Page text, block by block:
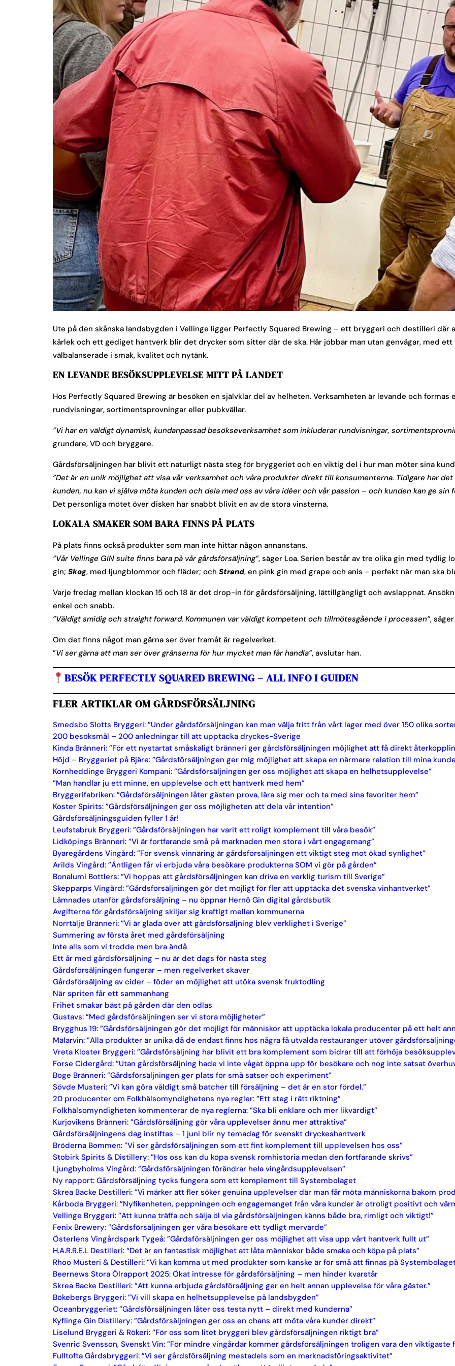
Ute på den skånska landsbygden i Vellinge ligger Perfectly Squared Brewing – ett bryggeri och destilleri där
kärlek och ett gediget hantverk blir det drycker som sitter där de ska. Här jobbar man utan genvägar, med
välbalanserade i smak, kvalitet och nytänk.
EN LEVANDE BESÖKSUPPLEVELSE MITT PÅ LANDET
Hos Perfectly Squared Brewing är besöken en självklar del av helheten. Verksamheten är levande och
rundvisningar, sortimentsprovningar eller pubkvällar.
”Vi har en väldigt dynamisk, kundanpassad besökseverksamhet som inkluderar rundvisningar,
grundare, VD och bryggare.
Gårdsförsäljningen har blivit ett naturligt nästa steg för bryggeriet och en viktig del i hur man möter sina
”Det är en unik möjlighet att visa vår verksamhet och våra produkter direkt till konsumenterna. Tidigare har
kunden, nu kan vi själva möta kunden och dela med oss av våra idéer och vår passion – och kunden kan ge sin
Det personliga mötet över disken har snabbt blivit en av de stora vinsterna.
LOKALA SMAKER SOM BARA FINNS PÅ PLATS
På plats finns också produkter som man inte hittar någon annanstans.
”Vår Vellinge GIN suite finns bara på vår gårdsförsäljning”, säger Loa. Serien består av tre olika gin med tydlig
gin; Skog, med ljungblommor och fläder; och Strand, en pink gin med grape och anis – perfekt när man ska
Varje fredag mellan klockan 15 och 18 är det drop-in för gårdsförsäljning, lättillgängligt och avslappnat.
enkel och snabb.
”Väldigt smidig och straight forward. Kommunen var väldigt kompetent och tillmötesgående i processen”,
Om det finns något man gärna ser över framåt är regelverket.
”Vi ser gärna att man ser över gränserna för hur mycket man får handla”, avslutar han.
BESÖK PERFECTLY SQUARED BREWING – ALL INFO I GUIDEN
FLER ARTIKLAR OM GÅRDSFÖRSÄLJNING
Smedsbo Slotts Bryggeri: ”Under gårdsförsäljningen kan man välja fritt från vårt lager med över 150 olika
200 besöksmål – 200 anledningar till att upptäcka dryckes-Sverige
Kinda Bränneri: ”För ett nystartat småskaligt bränneri ger gårdsförsäljningen möjlighet att få direkt
Höjd – Bryggeriet på Bjäre: ”Gårdsförsäljningen ger mig möjlighet att skapa en närmare relation till mina
Kornheddinge Bryggeri Kompani: ”Gårdsförsäljningen ger oss möjlighet att skapa en helhetsupplevelse”
”Man handlar ju ett minne, en upplevelse och ett hantverk med hem”
Bryggerifabriken: ”Gårdsförsäljningen låter gästen prova, lära sig mer och ta med sina favoriter hem”
Koster Spirits: ”Gårdsförsäljningen ger oss möjligheten att dela vår intention”
Gårdsförsäljningsguiden fyller 1 år!
Leufstabruk Bryggeri: ”Gårdsförsäljningen har varit ett roligt komplement till våra besök”
Lidköpings Bränneri: ”Vi är fortfarande små på marknaden men stora i vårt engagemang”
Byaregårdens Vingård: ”För svensk vinnäring är gårdsförsäljningen ett viktigt steg mot ökad synlighet”
Arilds Vingård: ”Äntligen får vi erbjuda våra besökare produkterna SOM vi gör på gården”
Bonalumi Bottlers: ”Vi hoppas att gårdsförsäljningen kan driva en verklig turism till Sverige”
Skepparps Vingård: ”Gårdsförsäljningen gör det möjligt för fler att upptäcka det svenska vinhantverket”
Lämnades utanför gårdsförsäljning – nu öppnar Hernö Gin digital gårdsbutik
Avgifterna för gårdsförsäljning skiljer sig kraftigt mellan kommunerna
Norrtälje Bränneri: ”Vi är glada över att gårdsförsäljning blev verklighet i Sverige”
Summering av första året med gårdsförsäljning
Inte alls som vi trodde men bra ändå
Ett år med gårdsförsäljning – nu är det dags för nästa steg
Gårdsförsäljningen fungerar – men regelverket skaver
Gårdsförsäljning av cider – föder en möjlighet att utöka svensk fruktodling
När spriten får ett sammanhang
Frihet smakar bäst på gården där den odlas
Gustavs: ”Med gårdsförsäljningen ser vi stora möjligheter”
Brygghus 19: ”Gårdsförsäljningen gör det möjligt för människor att upptäcka lokala producenter på ett helt
Mälarvin: ”Alla produkter är unika då de endast finns hos några få utvalda restauranger utöver
Vreta Kloster Bryggeri: ”Gårdsförsäljning har blivit ett bra komplement som bidrar till att förhöja
Forse Cidergård: ”Utan gårdsförsäljning hade vi inte vågat öppna upp för besökare och nog inte satsat
Boge Bränneri: ”Gårdsförsäljningen ger plats för små satser och experiment”
Sövde Musteri: ”Vi kan göra väldigt små batcher till försäljning – det är en stor fördel.”
20 producenter om Folkhälsomyndighetens nya regler: ”Ett steg i rätt riktning”
Folkhälsomyndigheten kommenterar de nya reglerna: ”Ska bli enklare och mer likvärdigt”
Kurjovikens Bränneri: ”Gårdsförsäljning gör våra upplevelser ännu mer attraktiva”
Gårdsförsäljningens dag instiftas – 1 juni blir ny temadag för svenskt dryckeshantverk
Bröderna Bommen: ”Vi ser gårdsförsäljningen som ett fint komplement till upplevelsen hos oss”
Stobirk Spirits & Distillery: ”Hos oss kan du köpa svensk romhistoria medan den fortfarande skrivs”
Ljungbyholms Vingård: ”Gårdsförsäljningen förändrar hela vingårdsupplevelsen”
Ny rapport: Gårdsförsäljning tycks fungera som ett komplement till Systembolaget
Skrea Backe Destilleri: ”Vi märker att fler söker genuina upplevelser där man får möta människorna bakom
Kårboda Bryggeri: ”Nyfikenheten, peppningen och engagemanget från våra kunder är otroligt positivt och
Vellinge Bryggeri: ”Att kunna träffa och sälja öl via gårdsförsäljningen känns både bra, rimligt och viktigt!”
Fenix Brewery: ”Gårdsförsäljningen ger våra besökare ett tydligt mervärde”
Österlens Vingårdspark Tygeå: ”Gårdsförsäljningen ger oss möjlighet att visa upp vårt hantverk fullt ut”
H.A.R.R.E.L Destilleri: “Det är en fantastisk möjlighet att låta människor både smaka och köpa på plats”
Rhoo Musteri & Destilleri: ”Vi kan komma ut med produkter som kanske är för små att finnas på
Beernews Stora Ölrapport 2025: Ökat intresse för gårdsförsäljning – men hinder kvarstår
Skrea Backe Destilleri: ”Att kunna erbjuda gårdsförsäljning ger en helt annan upplevelse för våra gäster.”
Bökebergs Bryggeri: ”Vi vill skapa en helhetsupplevelse på landsbygden”
Oceanbryggeriet: ”Gårdsförsäljningen låter oss testa nytt – direkt med kunderna”
Kyflinge Gin Distillery: ”Gårdsförsäljningen ger oss en chans att möta våra kunder direkt”
Liselund Bryggeri & Rökeri: ”För oss som litet bryggeri blev gårdsförsäljningen riktigt bra”
Svenric Svensson, Svenskt Vin: ”För mindre vingårdar kommer gårdsförsäljningen troligen vara den viktigaste
Fulltofta Gårdsbryggeri: ”Vi ser gårdsförsäljning mestadels som en marknadsföringsaktivitet”